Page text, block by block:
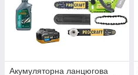
Акумуляторна ланцюгова